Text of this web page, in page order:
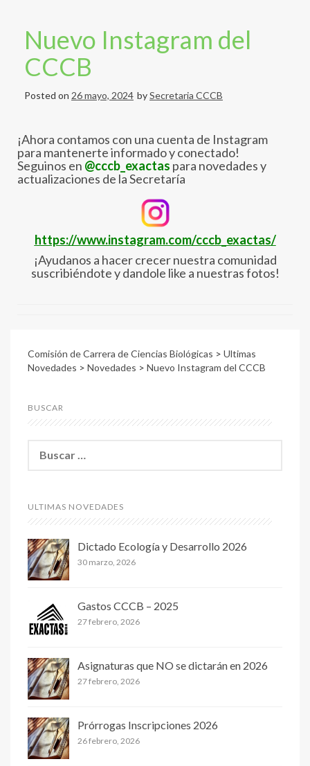
Nuevo Instagram del
CCCB
Posted on 26 mayo, 2024 bySecretaria CCCB
¡Ahora contamos con una cuenta de Instagram
para mantenerte informado y conectado!
Seguinos en @cccb_exactas para novedades y
actualizaciones de la Secretaría
https://www.instagram.com/cccb_exactas/
¡Ayudanos a hacer crecer nuestra comunidad
suscribiéndote y dandole like a nuestras fotos!
Comisión de Carrera de Ciencias Biológicas > Ultimas
Novedades > Novedades > Nuevo Instagram del CCCB
BUSCAR
a
ULTIMAS NOVEDADES
Dictado Ecología y Desarrollo 2026
30 marzo, 2026
Gastos CCCB – 2025
27 febrero, 2026
Asignaturas que NO se dictarán en 2026
27 febrero, 2026
Prórrogas Inscripciones 2026
26 febrero, 2026